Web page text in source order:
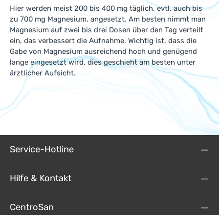
Hier werden meist 200 bis 400 mg täglich, evtl. auch bis
zu 700 mg Magnesium, angesetzt. Am besten nimmt man
Magnesium auf zwei bis drei Dosen über den Tag verteilt
ein, das verbessert die Aufnahme. Wichtig ist, dass die
Gabe von Magnesium ausreichend hoch und genügend
lange eingesetzt wird, dies geschieht am besten unter
ärztlicher Aufsicht.
Service-Hotline
Hilfe & Kontakt
CentroSan